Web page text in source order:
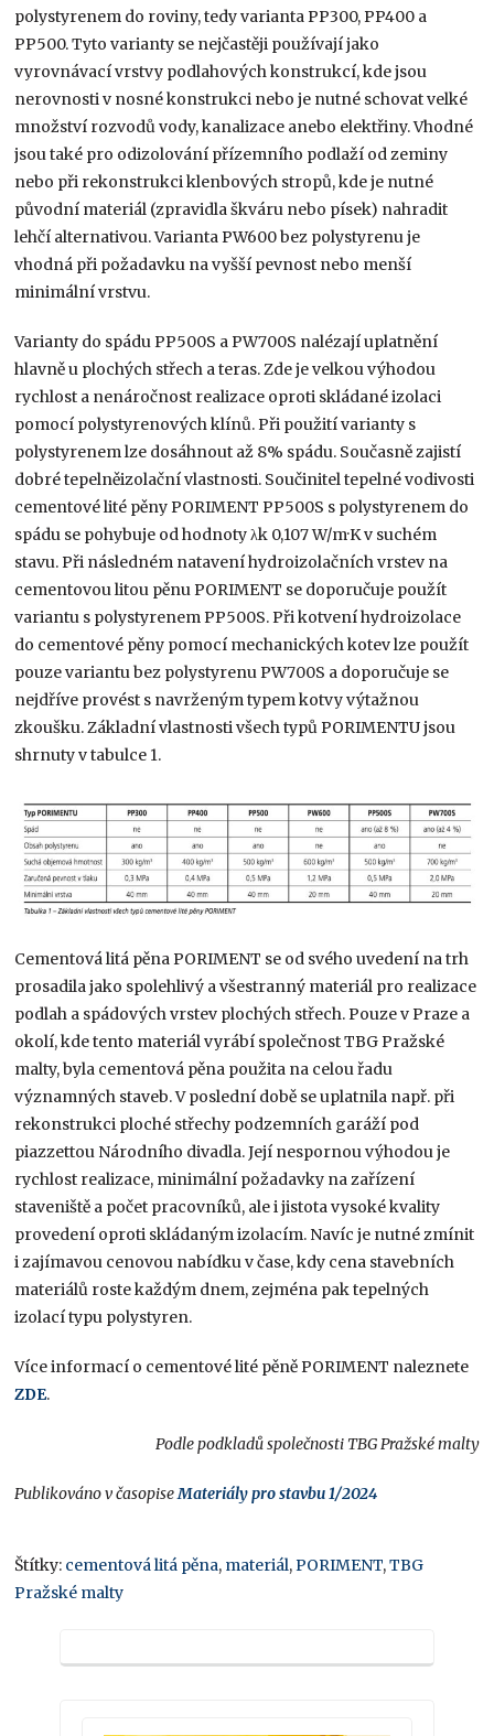
polystyrenem do roviny, tedy varianta PP300, PP400 a
PP500. Tyto varianty se nejčastěji používají jako
vyrovnávací vrstvy podlahových konstrukcí, kde jsou
nerovnosti v nosné konstrukci nebo je nutné schovat velké
množství rozvodů vody, kanalizace anebo elektřiny. Vhodné
jsou také pro odizolování přízemního podlaží od zeminy
nebo při rekonstrukci klenbových stropů, kde je nutné
původní materiál (zpravidla škváru nebo písek) nahradit
lehčí alternativou. Varianta PW600 bez polystyrenu je
vhodná při požadavku na vyšší pevnost nebo menší
minimální vrstvu.
Varianty do spádu PP500S a PW700S nalézají uplatnění
hlavně u plochých střech a teras. Zde je velkou výhodou
rychlost a nenáročnost realizace oproti skládané izolaci
pomocí polystyrenových klínů. Při použití varianty s
polystyrenem lze dosáhnout až 8% spádu. Současně zajistí
dobré tepelněizolační vlastnosti. Součinitel tepelné vodivosti
cementové lité pěny PORIMENT PP500S s polystyrenem do
spádu se pohybuje od hodnoty λk 0,107 W/m·K v suchém
stavu. Při následném natavení hydroizolačních vrstev na
cementovou litou pěnu PORIMENT se doporučuje použít
variantu s polystyrenem PP500S. Při kotvení hydroizolace
do cementové pěny pomocí mechanických kotev lze použít
pouze variantu bez polystyrenu PW700S a doporučuje se
nejdříve provést s navrženým typem kotvy výtažnou
zkoušku. Základní vlastnosti všech typů PORIMENTU jsou
shrnuty v tabulce 1.
Cementová litá pěna PORIMENT se od svého uvedení na trh
prosadila jako spolehlivý a všestranný materiál pro realizace
podlah a spádových vrstev plochých střech. Pouze v Praze a
okolí, kde tento materiál vyrábí společnost TBG Pražské
malty, byla cementová pěna použita na celou řadu
významných staveb. V poslední době se uplatnila např. při
rekonstrukci ploché střechy podzemních garáží pod
piazzettou Národního divadla. Její nespornou výhodou je
rychlost realizace, minimální požadavky na zařízení
staveniště a počet pracovníků, ale i jistota vysoké kvality
provedení oproti skládaným izolacím. Navíc je nutné zmínit
i zajímavou cenovou nabídku v čase, kdy cena stavebních
materiálů roste každým dnem, zejména pak tepelných
izolací typu polystyren.
Více informací o cementové lité pěně PORIMENT naleznete
ZDE.
Podle podkladů společnosti TBG Pražské malty
Publikováno v časopiseMateriály pro stavbu 1/2024
Štítky: cementová litá pěna, materiál,PORIMENT,TBG
Pražské malty